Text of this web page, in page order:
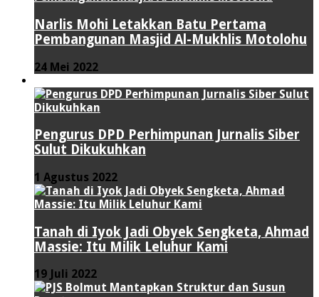
Narlis Mohi Letakkan Batu Pertama
Pembangunan Masjid Al-Mukhlis Motolohu
24 Mei 2022
Pengurus DPD Perhimpunan Jurnalis Siber
Sulut Dikukuhkan
1 Agustus 2022
Tanah di Iyok Jadi Obyek Sengketa, Ahmad
Massie: Itu Milik Leluhur Kami
19 Juli 2022